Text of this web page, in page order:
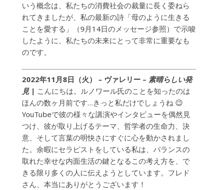
いう概念は、私たちの消費社会の裁量に長く委ねら
れてきましたが、私の最新の詩「母のように生きる
ことを愛する」（9月14日のメッセージ参照）で示唆
したように、私たちの未来にとって非常に重要なも
のです。
2022年11月8日（火） – ヴァレリー– 素晴らしい発
見| こんにちは。ルノワール氏のことを知ったのは
ほんの数ヶ月前です…きっと私だけでしょうね 😉
YouTubeで彼の様々な講演やインタビューを偶然見
つけ、彼が取り上げるテーマ、哲学者の生命力、決
意、そして言葉の明快さにすぐに心を動かされまし
た。余暇にセラピストをしている私は、バランスの
取れた幸せな内面生活の鍵となるこの考え方を、で
きる限り多くの人に伝えようとしています。フレド
さん、本当にありがとうございます！